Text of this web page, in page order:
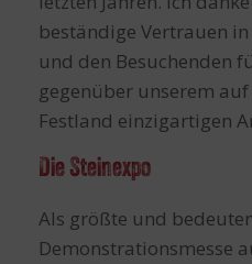
beständige Vertrauen
und den Besuchenden
gegenüber unserem
Festland einzigartigen
Die Steinexpo
Als größte und
Demonstrationsmesse